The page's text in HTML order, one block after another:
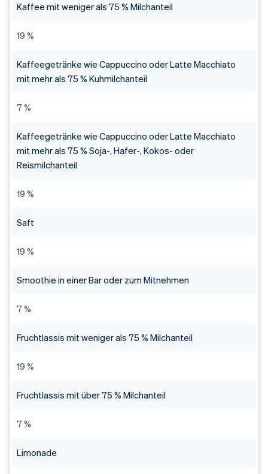
Kaffee mit weniger als 75 % Milchanteil
19 %
Kaffeegetränke wie Cappuccino oder Latte Macchiato
mit mehr als 75 % Kuhmilchanteil
7 %
Kaffeegetränke wie Cappuccino oder Latte Macchiato
mit mehr als 75 % Soja-, Hafer-, Kokos- oder
Reismilchanteil
19 %
Saft
19 %
Smoothie in einer Bar oder zum Mitnehmen
7 %
Fruchtlassis mit weniger als 75 % Milchanteil
19 %
Fruchtlassis mit über 75 % Milchanteil
7 %
Limonade